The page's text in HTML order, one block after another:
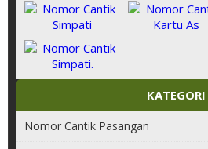
KATEGORI
Nomor Cantik Pasangan